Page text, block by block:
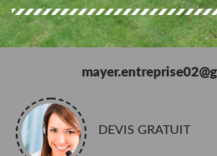
DEVIS GRATUIT